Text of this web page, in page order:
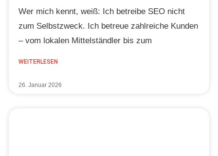
Wer mich kennt, weiß: Ich betreibe SEO nicht
zum Selbstzweck. Ich betreue zahlreiche Kunden
– vom lokalen Mittelständler bis zum
WEITERLESEN
26. Januar 2026